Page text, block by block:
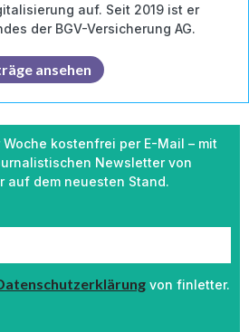
kostenfrei per E-Mail – mit
Newsletter von
auf dem neuesten Stand.
von finletter.
auf. Seit 2019 ist er
der BGV-Versicherung AG.
ansehen